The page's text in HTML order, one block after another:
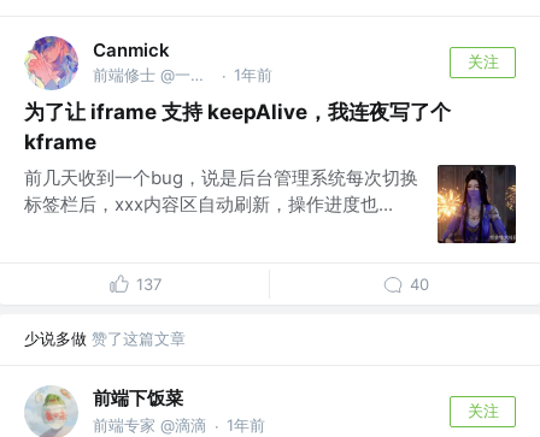
Canmick
前端修士 @一介散修 · 1年前
关注
为了让 iframe 支持 keepAlive，我连夜写了个
kframe
前几天收到一个bug，说是后台管理系统每次切换
标签栏后，xxx内容区自动刷新，操作进度也...
137 40
少说多做 赞了这篇文章
前端下饭菜
前端专家 @滴滴 · 1年前
关注